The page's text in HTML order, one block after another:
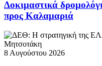
Δοκιμαστικά
προς Καλαμαριά
8 Αυγούστου 2026